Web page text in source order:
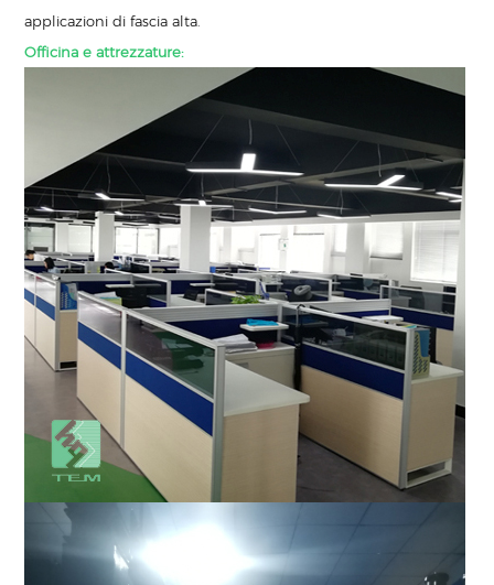
applicazioni di fascia alta.
Officina e attrezzature: